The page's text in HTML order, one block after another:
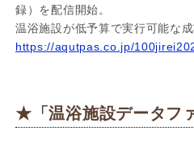
録）を配信開始。
温浴施設が低予算で実行可能な
https://aqutpas.co.jp/
★「温浴施設データフ